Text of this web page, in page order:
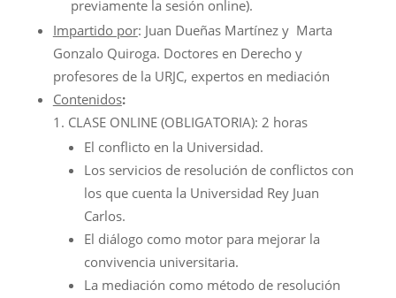
previamente la sesión online).
Impartido por: Juan Dueñas Martínez y Marta
Gonzalo Quiroga. Doctores en Derecho y
profesores de la URJC, expertos en mediación
Contenidos:
CLASE ONLINE (OBLIGATORIA): 2 horas
El conflicto en la Universidad.
Los servicios de resolución de conflictos con
los que cuenta la Universidad Rey Juan
Carlos.
El diálogo como motor para mejorar la
convivencia universitaria.
La mediación como método de resolución